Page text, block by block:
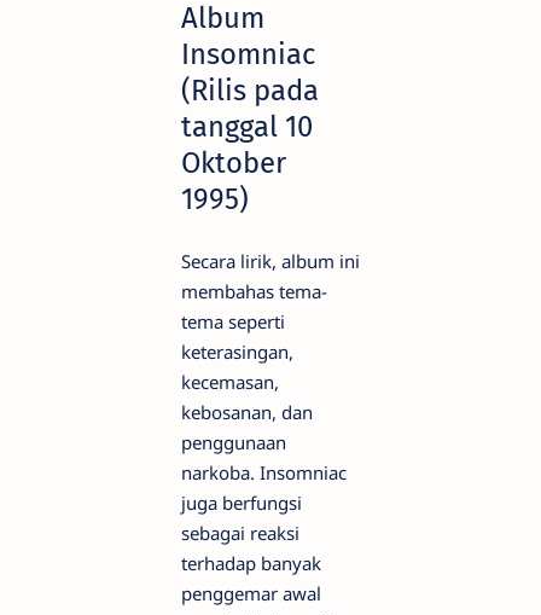
Album
Insomniac
(Rilis pada
tanggal 10
Oktober
1995)
Secara lirik, album ini
membahas tema-
tema seperti
keterasingan,
kecemasan,
kebosanan, dan
penggunaan
narkoba. Insomniac
juga berfungsi
sebagai reaksi
terhadap banyak
penggemar awal